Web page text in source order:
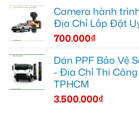
Camera hành
Địa Chỉ Lắp Đặt
700.000₫
Dán PPF Bảo Vệ
- Địa Chỉ Thi
TPHCM
3.500.000₫